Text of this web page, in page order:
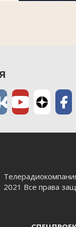
2021 Все права